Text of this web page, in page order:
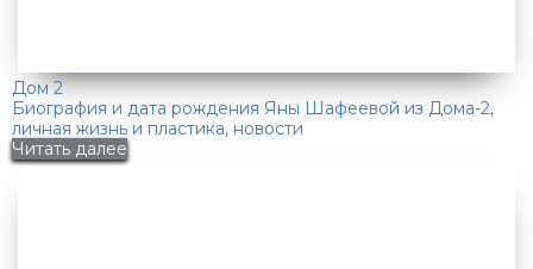
Дом 2
Биография и дата рождения Яны Шафеевой из Дома-2,
личная жизнь и пластика, новости
Читать далее